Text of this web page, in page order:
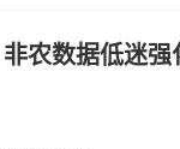
农数据低迷